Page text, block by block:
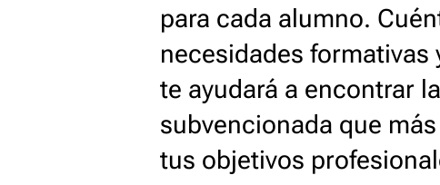
para cada alumno.
necesidades formativas
te ayudará a encontrar
subvencionada que
tus objetivos